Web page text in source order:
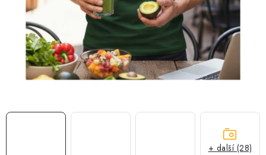
PROVIZNÍ SYSTÉM
O nás Časté otázky
Doprava a platba
Obchodní podmínky
Zásady zpracování ochrany osobních údajů
Napište nám
+ další (28)